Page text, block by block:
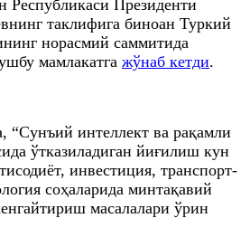
Республикаси Президенти
таклифига биноан Туркий
норасмий саммитида
мамлакатга жўнаб кетди.
интеллект ва рақамли
ўтказиладиган йиғилиш кун
инвестиция, транспорт-
соҳаларида минтақавий
масалалари ўрин